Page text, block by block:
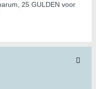
25 GULDEN voor